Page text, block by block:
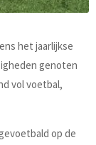
het jaarlijkse
genoten
vol voetbal,
op de